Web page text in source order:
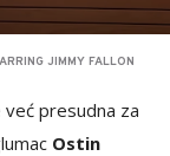
JIMMY FALLON
presudna za
Ostin